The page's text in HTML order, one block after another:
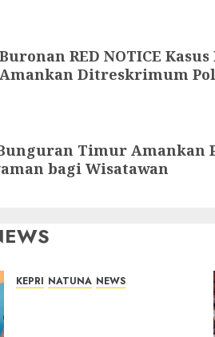
Buronan RED NOTICE
Amankan Ditreskrimum
Timur Amankan
bagi Wisatawan
KEPRI NATUNA NEWS